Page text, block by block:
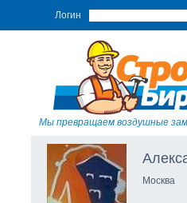
Логин
Мы превращаем воздушные
Москва